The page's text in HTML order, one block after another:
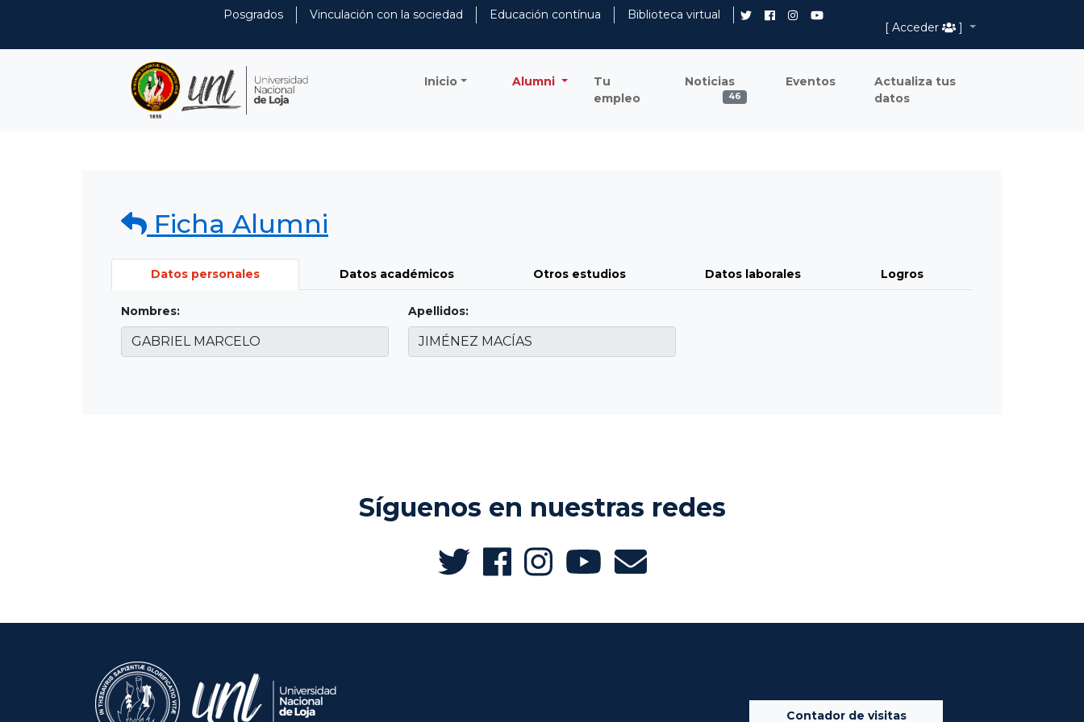
Posgrados Vinculación con la sociedad Educación contínua
Biblioteca virtual
[ Acceder
]
Inicio Alumni
Tu
empleo
Noticias
46
Eventos
Actualiza tus
datos
Ficha Alumni
Datos personales Datos académicos Otros estudios Datos laborales Logros
Nombres: Apellidos:
Síguenos en nuestras redes
Contador de visitas